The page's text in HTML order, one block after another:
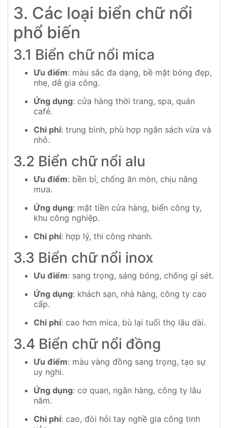
3. Các loại biển chữ nổi
phổ biến
3.1 Biển chữ nổi mica
Ưu điểm: màu sắc đa dạng, bề mặt bóng đẹp,
nhẹ, dễ gia công.
Ứng dụng: cửa hàng thời trang, spa, quán
café.
Chi phí: trung bình, phù hợp ngân sách vừa và
nhỏ.
3.2 Biển chữ nổi alu
Ưu điểm: bền bỉ, chống ăn mòn, chịu nắng
mưa.
Ứng dụng: mặt tiền cửa hàng, biển công ty,
khu công nghiệp.
Chi phí: hợp lý, thi công nhanh.
3.3 Biển chữ nổi inox
Ưu điểm: sang trọng, sáng bóng, chống gỉ sét.
Ứng dụng: khách sạn, nhà hàng, công ty cao
cấp.
Chi phí: cao hơn mica, bù lại tuổi thọ lâu dài.
3.4 Biển chữ nổi đồng
Ưu điểm: màu vàng đồng sang trọng, tạo sự
uy nghi.
Ứng dụng: cơ quan, ngân hàng, công ty lâu
năm.
Chi phí: cao, đòi hỏi tay nghề gia công tinh